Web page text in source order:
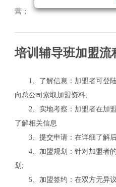
营；
培训辅导班加盟流
1、了解信息：加盟者可登陆
向总公司索取加盟资料;
2、实地考察：加盟者在加盟
了解相关信息
3、提交申请：在详细了解后
4、加盟规划：针对加盟者的
划;
5、加盟签约：在双方无异议